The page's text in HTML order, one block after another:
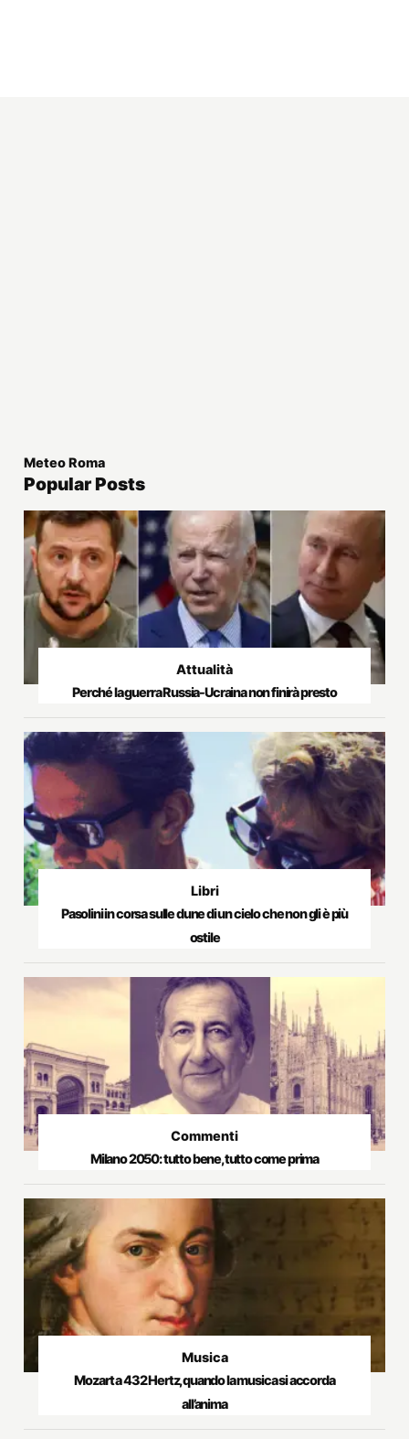
Meteo Roma
Popular Posts
Attualità
Perché la guerra Russia-Ucraina non finirà presto
Libri
Pasolini in corsa sulle dune di un cielo che non gli è più
ostile
Commenti
Milano 2050: tutto bene, tutto come prima
Musica
Mozart a 432 Hertz, quando la musica si accorda
all’anima